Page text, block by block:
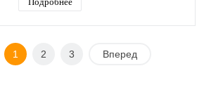
1 2 3 Вперед